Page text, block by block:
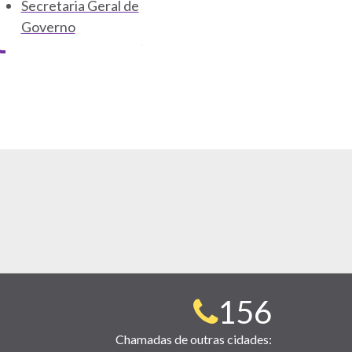
Secretaria Geral de
Governo
Telefone
para
156
Chamadas de outras cidades: